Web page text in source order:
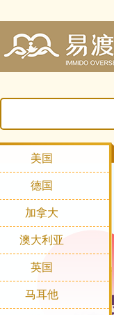
美国
德国
加拿大
澳大利亚
英国
马耳他